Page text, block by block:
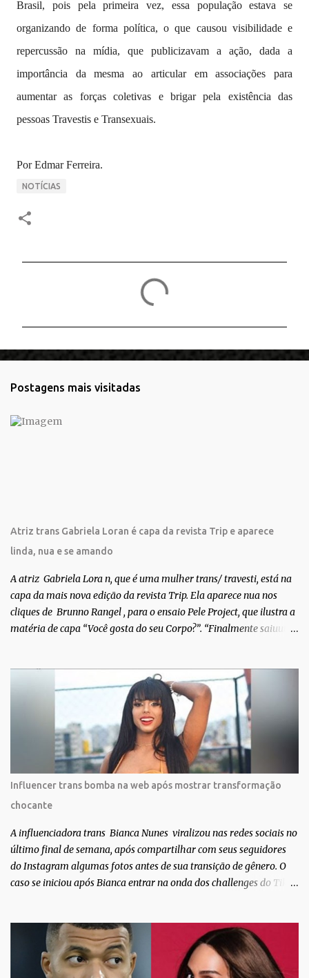
Brasil, pois pela primeira vez, essa população estava se
organizando de forma política, o que causou visibilidade e
repercussão na mídia, que publicizavam a ação, dada a
importância da mesma ao articular em associações para
aumentar as forças coletivas e brigar pela existência das
pessoas Travestis e Transexuais.
Por Edmar Ferreira.
NOTÍCIAS
n
r
Postagens mais visitadas
Atriz trans Gabriela Loran é capa da revista Trip e aparece
linda, nua e se amando
A atriz Gabriela Lora n, que é uma mulher trans/ travesti, está na
capa da mais nova edição da revista Trip. Ela aparece nua nos
cliques de Brunno Rangel , para o ensaio Pele Project, que ilustra a
matéria de capa “Você gosta do seu Corpo?”. “Finalmente saiuuu!!!
convidarem para esse projeto incrível, que fala acima de tudo
sobre amor. Todo carinho do mundo para a Dri da Trip que foi a
ponte disso tudo”, escreveu Gabriela. Gabriela classificou a capa
como linda e a matéria que envolvem 180 histórias (e corpos nus)
de gente que se apaixonou pela própria pele – como
extraordinária. O Pele Projetc tem como objetivo fotografar e
expor uma diversidade de corpos nus, ressaltando a beleza das
especificidades físicas. A atriz se tornou nacionalmente conhecida
após fazer uma participação especial na novela teen Malhação, da
TV Globo. Na trama, ela inte...
Influencer trans bomba na web após mostrar transformação
chocante
A influenciadora trans Bianca Nunes viralizou nas redes sociais no
último final de semana, após compartilhar com seus seguidores
do Instagram algumas fotos antes de sua transição de gênero. O
caso se iniciou após Bianca entrar na onda dos challenges do Tik
Bianca aparece ainda muito jovem e usando roupas masculinas,
após algumas fotos diferentes, ela finalmente aparece usando um
biquíni fio dental, com cabelo longo e seios. Através do Instagram,